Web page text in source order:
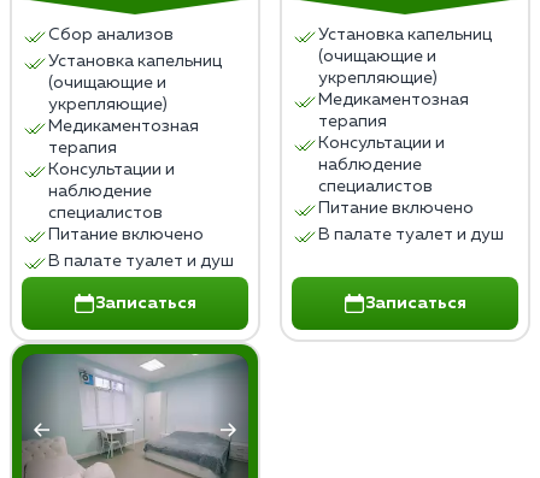
Чтобы избежать или минимизировать побочные
эффекты, пациентам рекомендуется соблюдать
здоровый образ жизни, заниматься физической
активностью, поддерживать социальные контакты,
обращаться к психотерапевту при необходимости,
избегать стрессовых ситуаций, которые могут
спровоцировать срыв и повторный прием алкоголя.
Сбор анализов
Установка капельниц
(очищающие и
укрепляющие)
Медикаментозная
терапия
Консультации и
наблюдение
специалистов
Питание включено
В палате туалет и душ
Записаться
Установка капельниц
(очищающие и
укрепляющие)
Медикаментозная
терапия
Консультации и
наблюдение
специалистов
Питание включено
В палате туалет и душ
Записаться